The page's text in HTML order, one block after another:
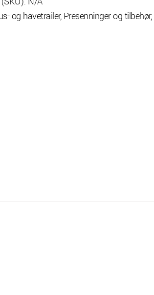
og havetrailer,Presenninger og tilbehør,